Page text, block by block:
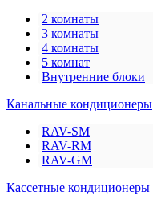
2 комнаты
3 комнаты
4 комнаты
5 комнат
Внутренние блоки
Канальные кондиционеры
RAV-SM
RAV-RM
RAV-GM
Кассетные кондиционеры